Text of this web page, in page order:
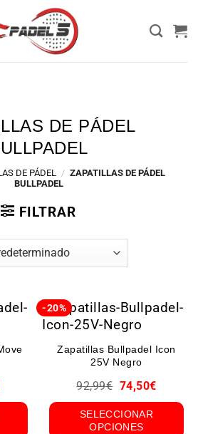
DE PÁDEL
DE PÁDEL / ZAPATILLAS DE PÁDEL
BULLPADEL
FILTRAR
-20%
Zapatillas Bullpadel Icon
25V Negro
92,99€ 74,50€
SELECCIONAR
OPCIONES